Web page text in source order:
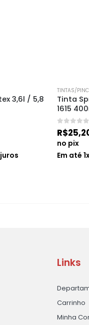
3,6l / 5,8
TINTAS/
Tinta
1615
0 de 5
R$
no pix
Em até 1
Links
Carrinho
Minha